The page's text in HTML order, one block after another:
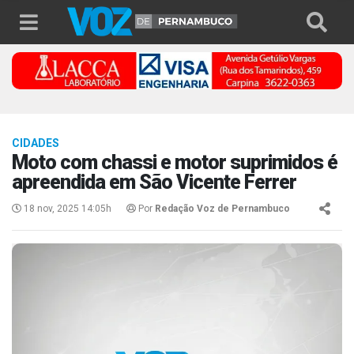
CIDADES
Moto com chassi e motor suprimidos é
apreendida em São Vicente Ferrer
18 nov, 2025 14:05h Por Redação Voz de Pernambuco